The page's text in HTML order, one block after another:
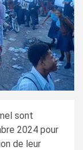
sont
2024 pour
de leur